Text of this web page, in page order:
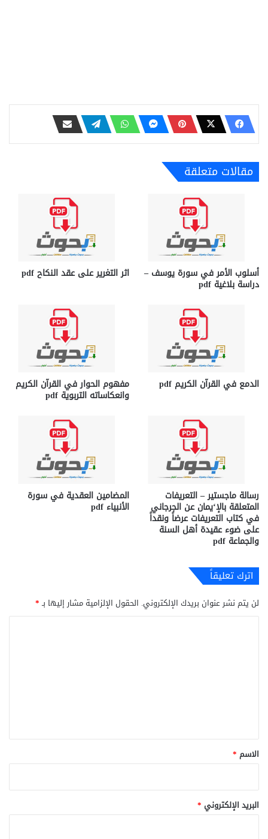
مقالات متعلقة
أسلوب الأمر في سورة يوسف –
دراسة بلاغية pdf
اثر التغرير على عقد النكاح pdf
الدمع في القرآن الكريم pdf مفهوم الحوار في القرآن الكريم
وانعكاساته التربوية pdf
رسالة ماجستير – التعريفات
المتعلقة بالإ‘يمان عن الجرجاني
في كتاب التعريفات عرضاً ونقداً
على ضوء عقيدة أهل السنة
والجماعة pdf
المضامين العقدية في سورة
الأنبياء pdf
اترك تعليقاً
لن يتم نشر عنوان بريدك الإلكتروني. الحقول الإلزامية مشار إليها بـ*
*
الاسم *
البريد الإلكتروني *